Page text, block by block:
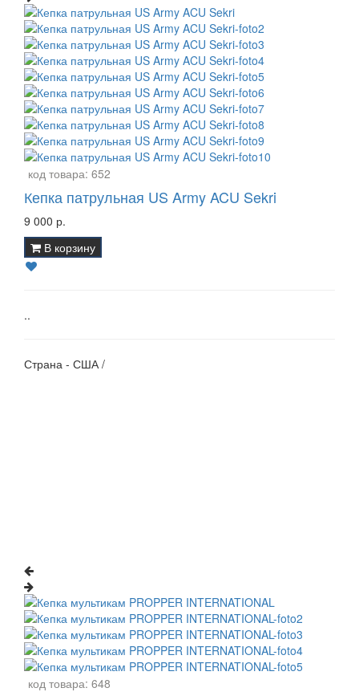
код товара: 652
Кепка патрульная US Army ACU Sekri
9 000 р.
В корзину
..
Страна - США /
код товара: 648